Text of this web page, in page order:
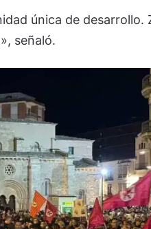
única de desarrollo.
señaló.